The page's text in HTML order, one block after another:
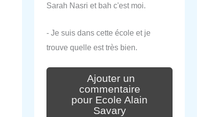
Sarah Nasri et bah c'est moi.
- Je suis dans cette école et je
trouve quelle est très bien.
Ajouter un
commentaire
pour Ecole Alain
Savary